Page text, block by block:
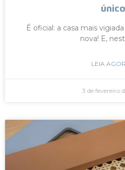
único
É oficial: a casa mais
nova! E,
LEIA
3 de fevereiro